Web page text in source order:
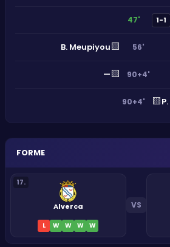
47' 1-1
B. Meupiyou🟨 56'
—🟨 90+4'
90+4' 🟨
FORME
17.
Alverca
L W W W W
VS